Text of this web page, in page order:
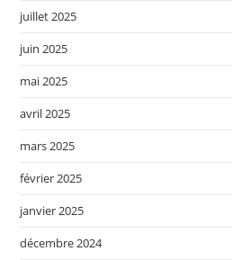
juillet 2025
juin 2025
mai 2025
avril 2025
mars 2025
février 2025
janvier 2025
décembre 2024